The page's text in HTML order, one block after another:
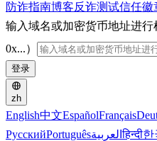
防诈指南博客反诈测试信任徽
输入域名或加密货币地址进行
0x...）
登录
zh
English中文EspañolFrançais
РусскийPortuguêsالعربيةहिन्दी한